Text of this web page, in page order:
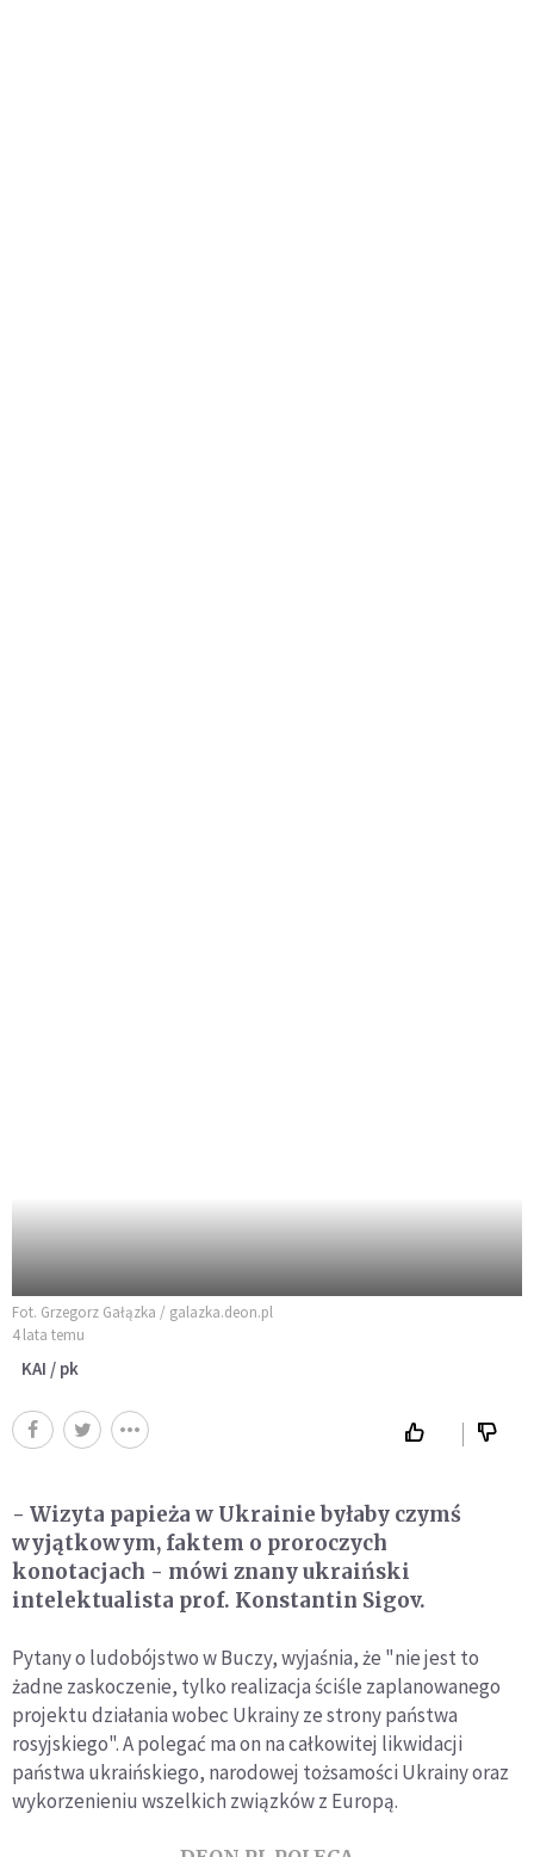
Fot. Grzegorz Gałązka / galazka.deon.pl
4 lata temu
KAI / pk
- Wizyta papieża w Ukrainie byłaby czymś
wyjątkowym, faktem o proroczych
konotacjach - mówi znany ukraiński
intelektualista prof. Konstantin Sigov.
Pytany o ludobójstwo w Buczy, wyjaśnia, że "nie jest to
żadne zaskoczenie, tylko realizacja ściśle zaplanowanego
projektu działania wobec Ukrainy ze strony państwa
rosyjskiego". A polegać ma on na całkowitej likwidacji
państwa ukraińskiego, narodowej tożsamości Ukrainy oraz
wykorzenieniu wszelkich związków z Europą.